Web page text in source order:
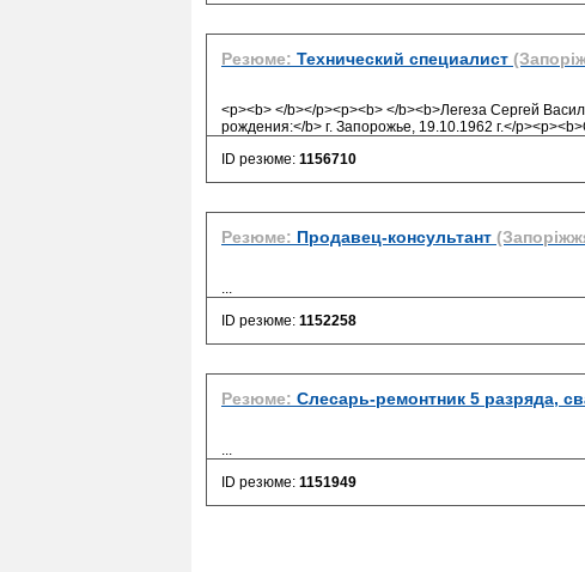
Резюме: Технический специалист
<p><b> </b></p><p><b> </b><b>Легеза Сергей
рождения:</b> г. Запорожье, 19.10.1962 г.</
ID резюме: 1156710
Резюме: Продавец-консультант
...
ID резюме: 1152258
Резюме: Слесарь-ремонтник 5 разряда,
...
ID резюме: 1151949